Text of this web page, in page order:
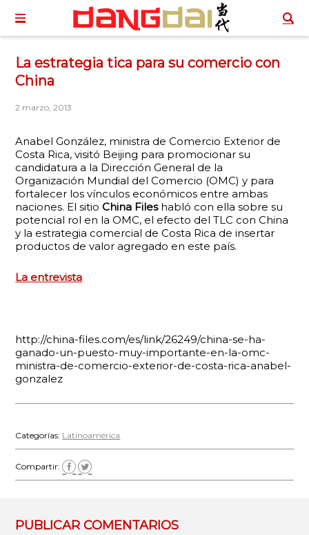
La estrategia tica para su comercio con
China
2 marzo, 2013
Anabel González, ministra de Comercio Exterior de
Costa Rica, visitó Beijing para promocionar su
candidatura a la Dirección General de la
Organización Mundial del Comercio (OMC) y para
fortalecer los vínculos económicos entre ambas
naciones. El sitioChina Fileshabló con ella sobre su
potencial rol en la OMC, el efecto del TLC con China
y la estrategia comercial de Costa Rica de insertar
productos de valor agregado en este país.
La entrevista
http://china-files.com/es/link/26249/china-se-ha-
ganado-un-puesto-muy-importante-en-la-omc-
ministra-de-comercio-exterior-de-costa-rica-anabel-
gonzalez
Categorías: Latinoamérica
Compartir:
PUBLICAR COMENTARIOS